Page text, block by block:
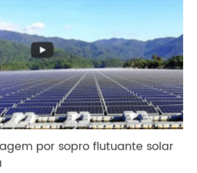
por sopro flutuante solar